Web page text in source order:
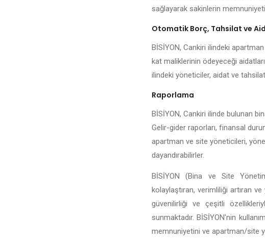
sağlayarak sakinlerin
Otomatik Borç, Tahsilat ve
BİSİYON, Cankiri ilindeki
kat maliklerinin ödeyeceği
ilindeki yöneticiler, aidat ve
Raporlama
BİSİYON, Cankiri ilinde bulunan
Gelir-gider raporları, finansal
apartman ve site yöneticileri,
dayandırabilirler.
BİSİYON (Bina ve Site
kolaylaştıran, verimliliği artıran
güvenilirliği ve çeşitli
sunmaktadır. BİSİYON'nin
memnuniyetini ve apartman/site